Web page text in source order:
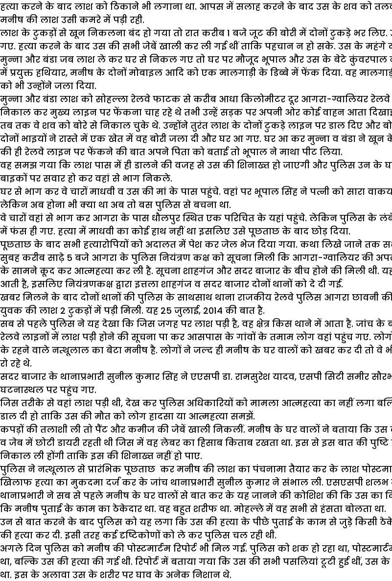
हत्या करने के बाद लाश को ठिकाने भी लगाना था. आपस में सलाह करने के बाद उस के शव को
मनीष की लाश उसी कमरे में पड़ी रही.
लाश के टुकड़ों से खून निकलना बंद हो गया तो रात करीब 1 बजे जूट की बोरी में दोनों टुकड़े भर
गए. हत्या करने के बाद उस की सभी जेबें खाली कर ली गई थीं ताकि पहचान न हो सके. उस के महंगे
मुन्ना और बंडा जब लाश ले कर घर से निकल गए तो घर पर मौजूद भूपाल और उस के बेटे कुंवरपाल
में प्रयुक्त हथियार, मनीष के दोनों मोबाइल आदि को एक मालगाड़ी के डिब्बे में फेंक दिया. वह
को भी उन्होंने जला दिया.
मुन्ना और बंडा लाश को सोहल्ला रेलवे फाटक से करीब आधा किलोमीटर दूर आगरा-ग्वालियर
निकाल कर मुख्य लाइन पर फेंकना चाह रहे थे तभी उन्हें सड़क पर अपनी ओर कोई वाहन आता दिखाई
तब तक वे शव को बोरे से निकाल चुके थे. उन्होंने तुरंत लाश के दोनों टुकड़े लाइन पर डाल दिए और
दोनों भाइयों ने रास्ते में एक खेत में वह बोरी जला दी और घर आ गए. घर आ कर मुन्ना व बंडा ने
की ही रेलवे लाइन पर फेंकने की बात अपने पिता को बताई तो भूपाल ने माथा पीट लिया.
वह समझ गया कि लाश पास में ही डालने की वजह से उस की शिनाख्त हो जाएगी और पुलिस उन के
बाइकों पर सवार हो कर वहां से भाग निकले.
घर से भाग कर वे चारों माधवी व उस की मां के पास पहुंचे. वहां पर भूपाल सिंह ने पत्नी को सारा
लेकिन अब होना भी क्या था अब तो बस पुलिस से बचना था.
वे चारों वहां से भाग कर आगरा के पास धौलपुर स्थित एक परिचित के यहां पहुंचे. लेकिन पुलिस के
में फंस ही गए. हत्या में माधवी का कोई हाथ नहीं था इसलिए उसे पूछताछ के बाद छोड़ दिया.
पूछताछ के बाद सभी हत्यारोपियों को अदालत में पेश कर जेल भेज दिया गया. कथा लिखे जाने तक
सुबह करीब साढ़े 5 बजे आगरा के पुलिस नियंत्रण कक्ष को सूचना मिली कि आगरा-ग्वालियर की
के सामने कूद कर आत्महत्या कर ली है. सूचना शाहगंज और सदर बाजार के बीच होने की मिली थी.
आती है, इसलिए नियंत्रणकक्ष द्वारा इत्तला शाहगंज व सदर बाजार दोनों थानों को दे दी गई.
खबर मिलने के बाद दोनों थानों की पुलिस के साथसाथ थाना राजकीय रेलवे पुलिस आगरा छावनी
युवक की लाश 2 टुकड़ों में पड़ी मिली. यह 25 जुलाई, 2014 की बात है.
सब से पहले पुलिस ने यह देखा कि जिस जगह पर लाश पड़ी है, वह क्षेत्र किस थाने में आता है. जांच के
रेलवे लाइनों में लाश पड़ी होने की सूचना पा कर आसपास के गांवों के तमाम लोग वहां पहुंच गए.
के रहने वाले नत्थूलाल का बेटा मनीष है. लोगों ने जल्द ही मनीष के घर वालों को खबर कर दी तो
रो रहे थे.
सदर बाजार के थानाप्रभारी सुनील कुमार सिंह ने एएसपी डा. रामसुरेश यादव, एसपी सिटी समीर
घटनास्थल पर पहुंच गए.
जिस तरीके से वहां लाश पड़ी थी, देख कर पुलिस अधिकारियों को मामला आत्महत्या का नहीं लगा
डाल दी हो ताकि उस की मौत को लोग हादसा या आत्महत्या समझें.
कपड़ों की तलाशी ली तो पैंट और कमीज की जेबें खाली निकलीं. मनीष के घर वालों ने बताया कि उस
व जेब में छोटी डायरी रहती थी जिस में वह लेबर का हिसाब किताब रखता था. इस से इस बात की
निकाल ली होंगी ताकि इस की शिनाख्त नहीं हो पाए.
पुलिस ने नत्थूलाल से प्रारंभिक पूछताछ कर मनीष की लाश का पंचनामा तैयार कर के लाश
खिलाफ हत्या का मुकदमा दर्ज कर के जांच थानाप्रभारी सुनील कुमार ने संभाल ली. एसएसपी शलभ
थानाप्रभारी ने सब से पहले मनीष के घर वालों से बात कर के यह जानने की कोशिश की कि उस का
कि मनीष पुताई के काम का ठेकेदार था. वह बहुत शरीफ था. मोहल्ले में वह सभी से हंसता बोलता था.
उन से बात करने के बाद पुलिस को यह लगा कि उस की हत्या के पीछे पुताई के काम से जुड़े किसी
की हत्या कर दी. इसी तरह कई दृष्टिकोणों को ले कर पुलिस चल रही थी.
अगले दिन पुलिस को मनीष की पोस्टमार्टम रिपोर्ट भी मिल गई. पुलिस को शक हो रहा था,
था, बल्कि उस की हत्या की गई थी. रिपोर्ट में बताया गया कि उस की सभी पसलियां टूटी हुई थीं, उस
था. इस के अलावा उस के शरीर पर घाव के अनेक निशान थे.